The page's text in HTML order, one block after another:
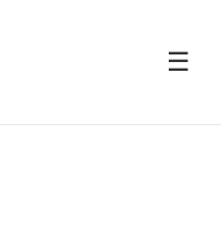
☰